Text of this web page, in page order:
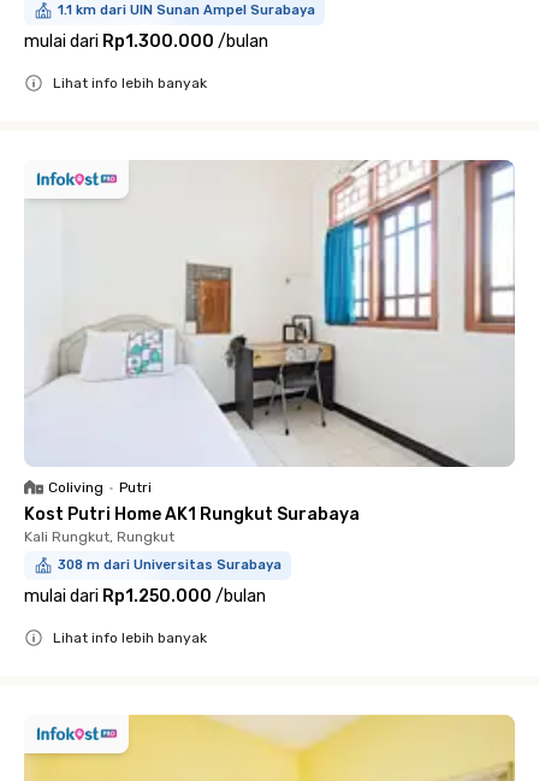
1.1 km dari UIN Sunan Ampel Surabaya
mulai dari Rp1.300.000 /bulan
Lihat info lebih banyak
Coliving • Putri
Kost Putri Home AK1 Rungkut Surabaya
Kali Rungkut, Rungkut
308 m dari Universitas Surabaya
mulai dari Rp1.250.000 /bulan
Lihat info lebih banyak